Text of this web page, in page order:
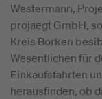
Westermann,
projaegt GmbH,
Kreis Borken
Wesentlichen für
Einkaufsfahrten
herausfinden, ob